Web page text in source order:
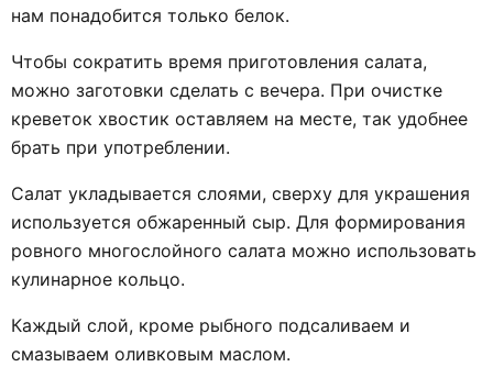
нам понадобится только белок.
Чтобы сократить время приготовления салата,
можно заготовки сделать с вечера. При очистке
креветок хвостик оставляем на месте, так удобнее
брать при употреблении.
Салат укладывается слоями, сверху для украшения
используется обжаренный сыр. Для формирования
ровного многослойного салата можно использовать
кулинарное кольцо.
Каждый слой, кроме рыбного подсаливаем и
смазываем оливковым маслом.